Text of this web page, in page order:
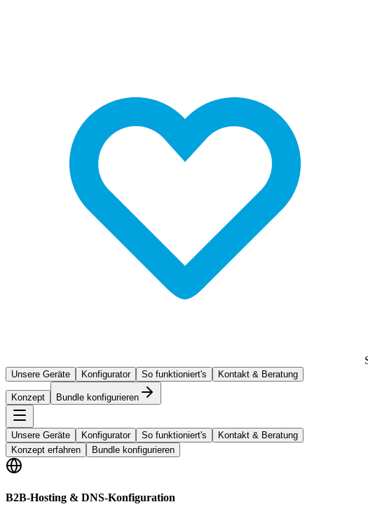
Unsere Geräte Konfigurator So funktioniert's Kontakt & Beratung
Konzept Bundle konfigurieren
Unsere Geräte Konfigurator So funktioniert's
Kontakt & Beratung
Konzept erfahren
Bundle konfigurieren
B2B-Hosting & DNS-Konfiguration